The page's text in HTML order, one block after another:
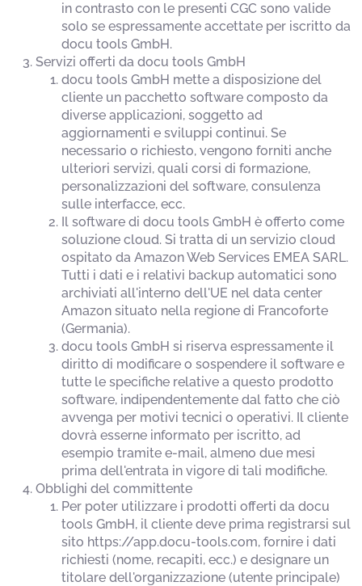
in contrasto con le presenti CGC sono valide
solo se espressamente accettate per iscritto da
docu tools GmbH.
Servizi offerti da docu tools GmbH
docu tools GmbH mette a disposizione del
cliente un pacchetto software composto da
diverse applicazioni, soggetto ad
aggiornamenti e sviluppi continui. Se
necessario o richiesto, vengono forniti anche
ulteriori servizi, quali corsi di formazione,
personalizzazioni del software, consulenza
sulle interfacce, ecc.
Il software di docu tools GmbH è offerto come
soluzione cloud. Si tratta di un servizio cloud
ospitato da Amazon Web Services EMEA SARL.
Tutti i dati e i relativi backup automatici sono
archiviati all'interno dell'UE nel data center
Amazon situato nella regione di Francoforte
(Germania).
docu tools GmbH si riserva espressamente il
diritto di modificare o sospendere il software e
tutte le specifiche relative a questo prodotto
software, indipendentemente dal fatto che ciò
avvenga per motivi tecnici o operativi. Il cliente
dovrà esserne informato per iscritto, ad
esempio tramite e-mail, almeno due mesi
prima dell'entrata in vigore di tali modifiche.
Obblighi del committente
Per poter utilizzare i prodotti offerti da docu
tools GmbH, il cliente deve prima registrarsi sul
sito https://app.docu-tools.com, fornire i dati
richiesti (nome, recapiti, ecc.) e designare un
titolare dell'organizzazione (utente principale)